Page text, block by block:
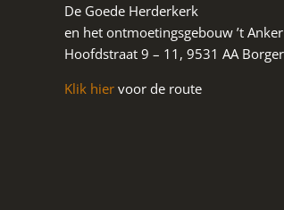
De Goede Herderkerk
en het ontmoetingsgebouw ’t Anker
Hoofdstraat 9 – 11, 9531 AA Borger
Klik hier voor de route